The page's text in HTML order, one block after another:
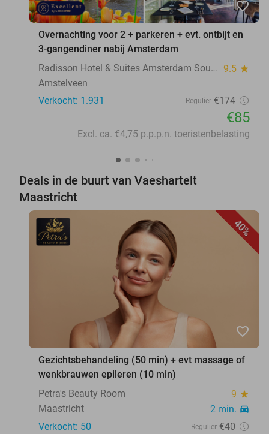
favorite_border
Overnachting voor 2 + parkeren + evt. ontbijt en
3-gangendiner nabij Amsterdam
Radisson Hotel & Suites Amsterdam South 9.5 star
Amstelveen
Verkocht: 1.931
Regulier €174
€85
Excl. ca. €4,75 p.p.p.n. toeristenbelasting
Deals in de buurt van Vaeshartelt
Maastricht
40%
favorite_border
Gezichtsbehandeling (50 min) + evt massage of
wenkbrauwen epileren (10 min)
Petra's Beauty Room
9 star
Maastricht 2 min. directions_car
Verkocht: 50 Regulier €40